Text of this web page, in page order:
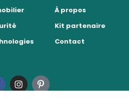
À propos
Kit partenaire
Contact